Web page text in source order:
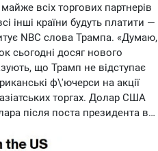
всіх торгових партнерів
інші країни будуть платити —
NBC слова Трампа. «Думаю,
сьогодні досяг нового
що Трамп не відступає
ф\'ючерси на акції
торгах. Долар США
після поста президента в
і бізнес та вести